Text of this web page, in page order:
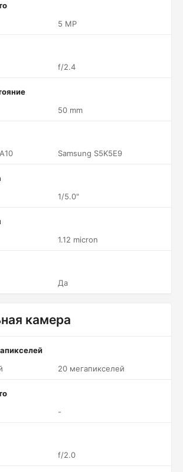
5 MP
f/2.4
50 mm
Samsung S5K5E9
1/5.0"
1.12 micron
Да
камера
20 мегапикселей
-
f/2.0